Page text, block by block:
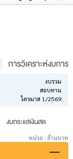
การวิเคราะห์งบการ
งบรวม
สอบทาน
ไตรมาส 1/2569
งบกระแสเงินสด
หน่วย : ล้านบาท